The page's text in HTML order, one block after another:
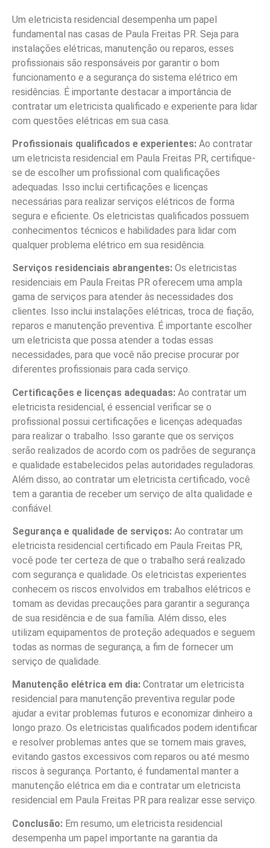
Um eletricista residencial desempenha um papel
fundamental nas casas de Paula Freitas PR. Seja para
instalações elétricas, manutenção ou reparos, esses
profissionais são responsáveis por garantir o bom
funcionamento e a segurança do sistema elétrico em
residências. É importante destacar a importância de
contratar um eletricista qualificado e experiente para lidar
com questões elétricas em sua casa.
Profissionais qualificados e experientes: Ao contratar
um eletricista residencial em Paula Freitas PR, certifique-
se de escolher um profissional com qualificações
adequadas. Isso inclui certificações e licenças
necessárias para realizar serviços elétricos de forma
segura e eficiente. Os eletricistas qualificados possuem
conhecimentos técnicos e habilidades para lidar com
qualquer problema elétrico em sua residência.
Serviços residenciais abrangentes: Os eletricistas
residenciais em Paula Freitas PR oferecem uma ampla
gama de serviços para atender às necessidades dos
clientes. Isso inclui instalações elétricas, troca de fiação,
reparos e manutenção preventiva. É importante escolher
um eletricista que possa atender a todas essas
necessidades, para que você não precise procurar por
diferentes profissionais para cada serviço.
Certificações e licenças adequadas: Ao contratar um
eletricista residencial, é essencial verificar se o
profissional possui certificações e licenças adequadas
para realizar o trabalho. Isso garante que os serviços
serão realizados de acordo com os padrões de segurança
e qualidade estabelecidos pelas autoridades reguladoras.
Além disso, ao contratar um eletricista certificado, você
tem a garantia de receber um serviço de alta qualidade e
confiável.
Segurança e qualidade de serviços: Ao contratar um
eletricista residencial certificado em Paula Freitas PR,
você pode ter certeza de que o trabalho será realizado
com segurança e qualidade. Os eletricistas experientes
conhecem os riscos envolvidos em trabalhos elétricos e
tomam as devidas precauções para garantir a segurança
de sua residência e de sua família. Além disso, eles
utilizam equipamentos de proteção adequados e seguem
todas as normas de segurança, a fim de fornecer um
serviço de qualidade.
Manutenção elétrica em dia: Contratar um eletricista
residencial para manutenção preventiva regular pode
ajudar a evitar problemas futuros e economizar dinheiro a
longo prazo. Os eletricistas qualificados podem identificar
e resolver problemas antes que se tornem mais graves,
evitando gastos excessivos com reparos ou até mesmo
riscos à segurança. Portanto, é fundamental manter a
manutenção elétrica em dia e contratar um eletricista
residencial em Paula Freitas PR para realizar esse serviço.
Conclusão: Em resumo, um eletricista residencial
desempenha um papel importante na garantia da